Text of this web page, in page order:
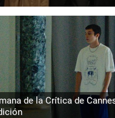
de la Crítica de